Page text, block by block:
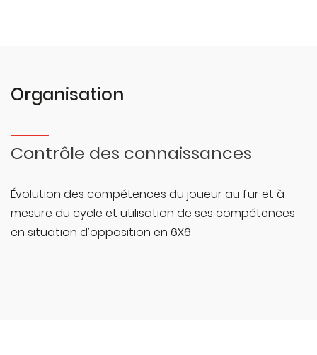
Organisation
Contrôle des connaissances
Évolution des compétences du joueur au fur et à
mesure du cycle et utilisation de ses compétences
en situation d’opposition en 6X6